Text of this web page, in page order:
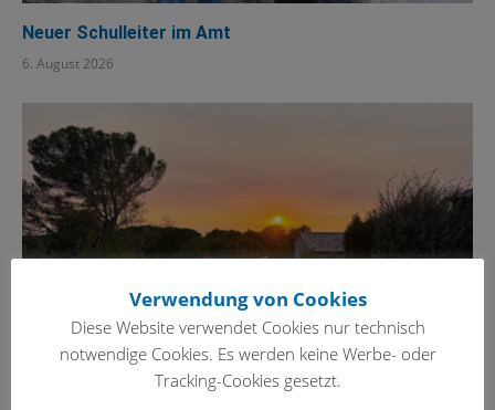
Neuer Schulleiter im Amt
6. August 2026
Verwendung von Cookies
Diese Website verwendet Cookies nur technisch
notwendige Cookies. Es werden keine Werbe- oder
Tracking-Cookies gesetzt.